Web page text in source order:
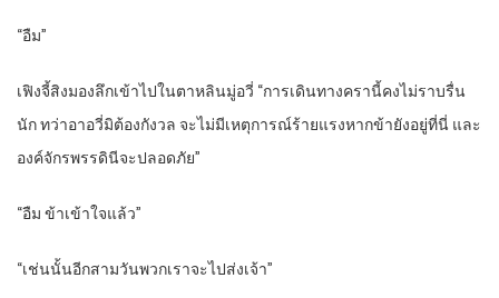
“อืม”
เฟิงจี้สิงมองลึกเข้าไปในตาหลินมู่อวี่ “การเดินทางครานี้คงไม่ราบรื่น
นัก ทว่าอาอวี่มิต้องกังวล จะไม่มีเหตุการณ์ร้ายแรงหากข้ายังอยู่ที่นี่ และ
องค์จักรพรรดินีจะปลอดภัย”
“อืม ข้าเข้าใจแล้ว”
“เช่นนั้นอีกสามวันพวกเราจะไปส่งเจ้า”